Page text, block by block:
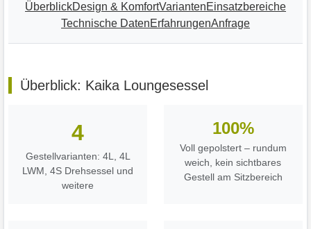
ÜberblickDesign & KomfortVariantenEinsatzbereiche
Technische DatenErfahrungenAnfrage
Überblick: Kaika Loungesessel
4
Gestellvarianten: 4L, 4L
LWM, 4S Drehsessel und
weitere
100%
Voll gepolstert – rundum
weich, kein sichtbares
Gestell am Sitzbereich